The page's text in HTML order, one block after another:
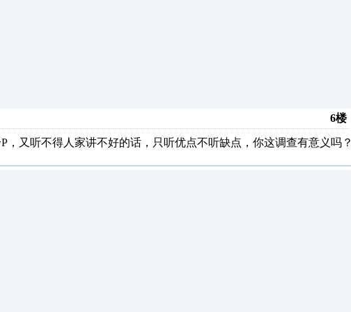
6楼
又听不得人家讲不好的话，只听优点不听缺点，你这调查有意义吗？